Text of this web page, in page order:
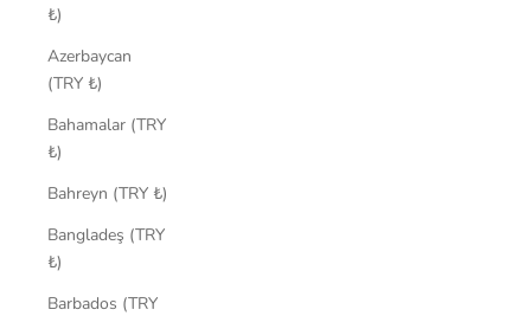
₺)
Azerbaycan
(TRY ₺)
Bahamalar (TRY
₺)
Bahreyn (TRY ₺)
Bangladeş (TRY
₺)
Barbados (TRY